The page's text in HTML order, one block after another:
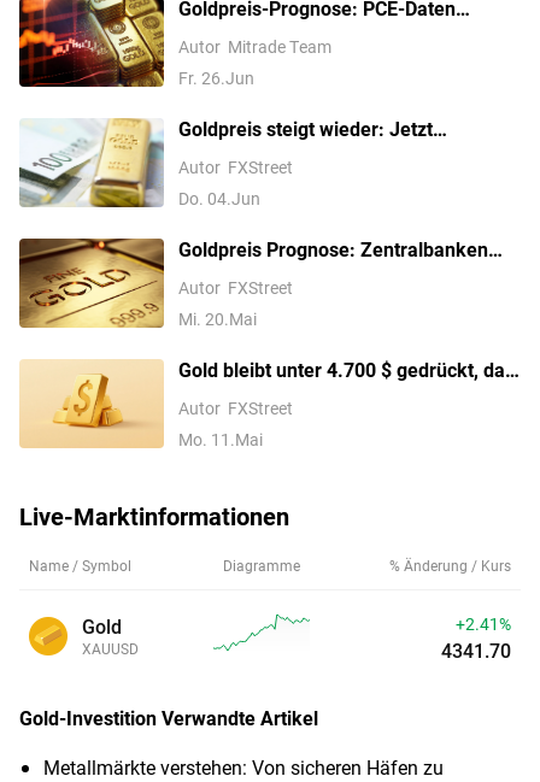
Goldpreis-Prognose: PCE-Daten
dämpfen Fed-
Autor Mitrade Team
Fr. 26.Jun
Goldpreis steigt wieder: Jetzt
entscheidet ein einziger US-Bericht
Autor FXStreet
Do. 04.Jun
Goldpreis Prognose: Zentralbanken
senden ein Warnsignal
Autor FXStreet
Mi. 20.Mai
Gold bleibt unter 4.700 $ gedrückt, da
US-Iran-Spannungen und
Inflationsängste den USD stützen
Autor FXStreet
Mo. 11.Mai
Live-Marktinformationen
Name / Symbol Diagramme % Änderung / Kurs
Gold
XAUUSD
+2.41%
4341.70
Gold-InvestitionVerwandte Artikel
Metallmärkte verstehen: Von sicheren Häfen zu